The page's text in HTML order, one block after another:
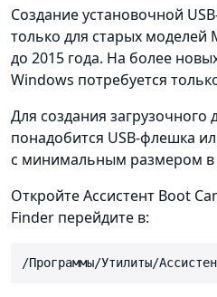
Создание установочной
только для старых
до 2015 года. На более
Windows потребуется
Для создания загрузочного
понадобится USB-флешка
с минимальным размером в
Откройте Ассистент Boot
Finder перейдите в:
/Программы/Утилиты/